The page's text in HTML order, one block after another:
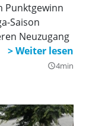
Punktgewinn
Saison
Neuzugang
query_builder4min